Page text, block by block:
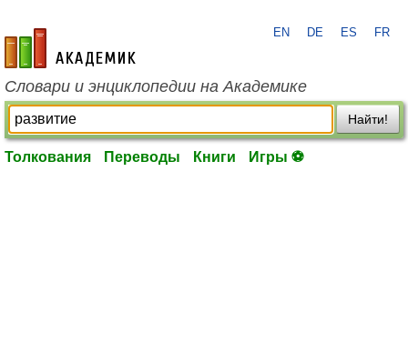
academic.ru
EN DE ES FR
Словари и энциклопедии на Академике
Найти!
Толкования Переводы Книги Игры ⚽